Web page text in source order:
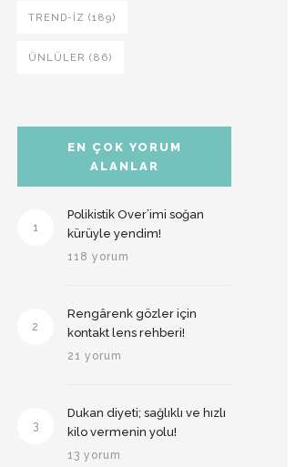
TREND-IZ (189)
ÜNLÜLER (86)
EN ÇOK YORUM
ALANLAR
1
Polikistik Over’imi soğan
kürüyle yendim!
118 yorum
2
Rengârenk gözler için
kontakt lens rehberi!
21 yorum
3
Dukan diyeti; sağlıklı ve hızlı
kilo vermenin yolu!
13 yorum